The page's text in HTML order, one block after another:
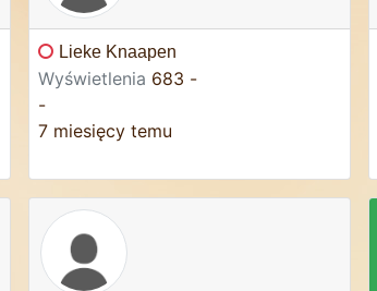
Lieke Knaapen
Wyświetlenia 683
-
7 miesięcy temu
-